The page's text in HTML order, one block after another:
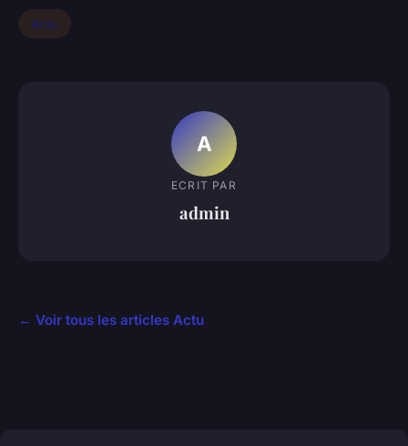
Actu
A
ECRIT PAR
admin
← Voir tous les articles Actu